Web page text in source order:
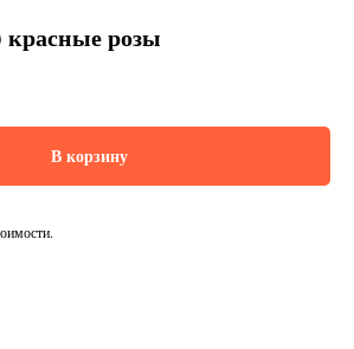
красные розы
В корзину